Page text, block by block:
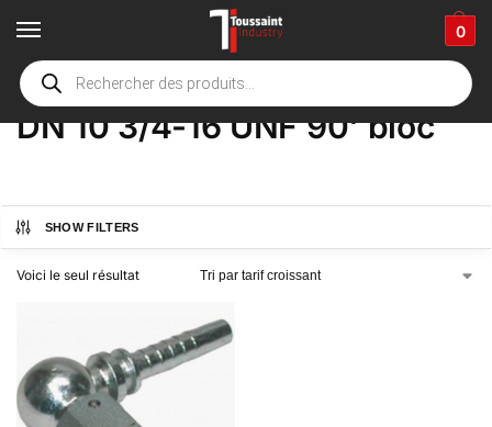
0
Accueil boutique / Product Options
DN 10 3/4-16 UNF 90' bloc
SHOW FILTERS
Voici le seul résultat